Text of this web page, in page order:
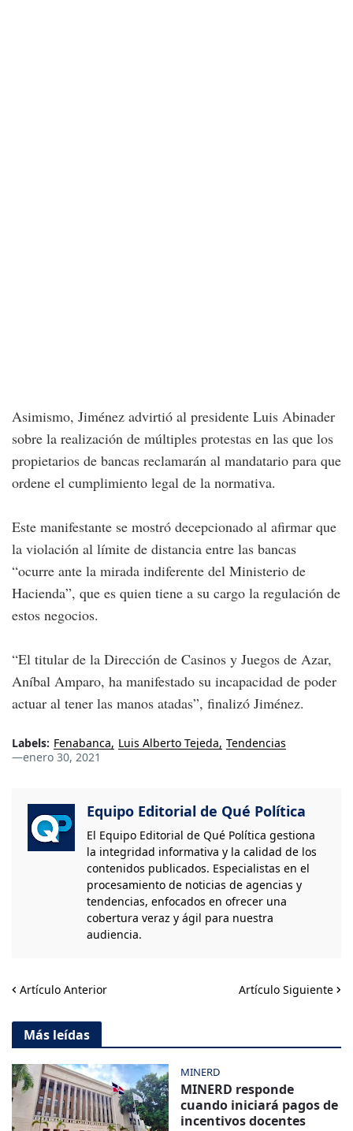
Asimismo, Jiménez advirtió al presidente Luis Abinader
sobre la realización de múltiples protestas en las que los
propietarios de bancas reclamarán al mandatario para que
ordene el cumplimiento legal de la normativa.
Este manifestante se mostró decepcionado al afirmar que
la violación al límite de distancia entre las bancas
“ocurre ante la mirada indiferente del Ministerio de
Hacienda”, que es quien tiene a su cargo la regulación de
estos negocios.
“El titular de la Dirección de Casinos y Juegos de Azar,
Aníbal Amparo, ha manifestado su incapacidad de poder
actuar al tener las manos atadas”, finalizó Jiménez.
Labels: Fenabanca Luis Alberto Tejeda Tendencias
—enero 30, 2021
Equipo Editorial de Qué Política
El Equipo Editorial de Qué Política gestiona
la integridad informativa y la calidad de los
contenidos publicados. Especialistas en el
procesamiento de noticias de agencias y
tendencias, enfocados en ofrecer una
cobertura veraz y ágil para nuestra
audiencia.
Artículo Anterior Artículo Siguiente
Más leídas
MINERD
MINERD responde
cuando iniciará pagos de
incentivos docentes